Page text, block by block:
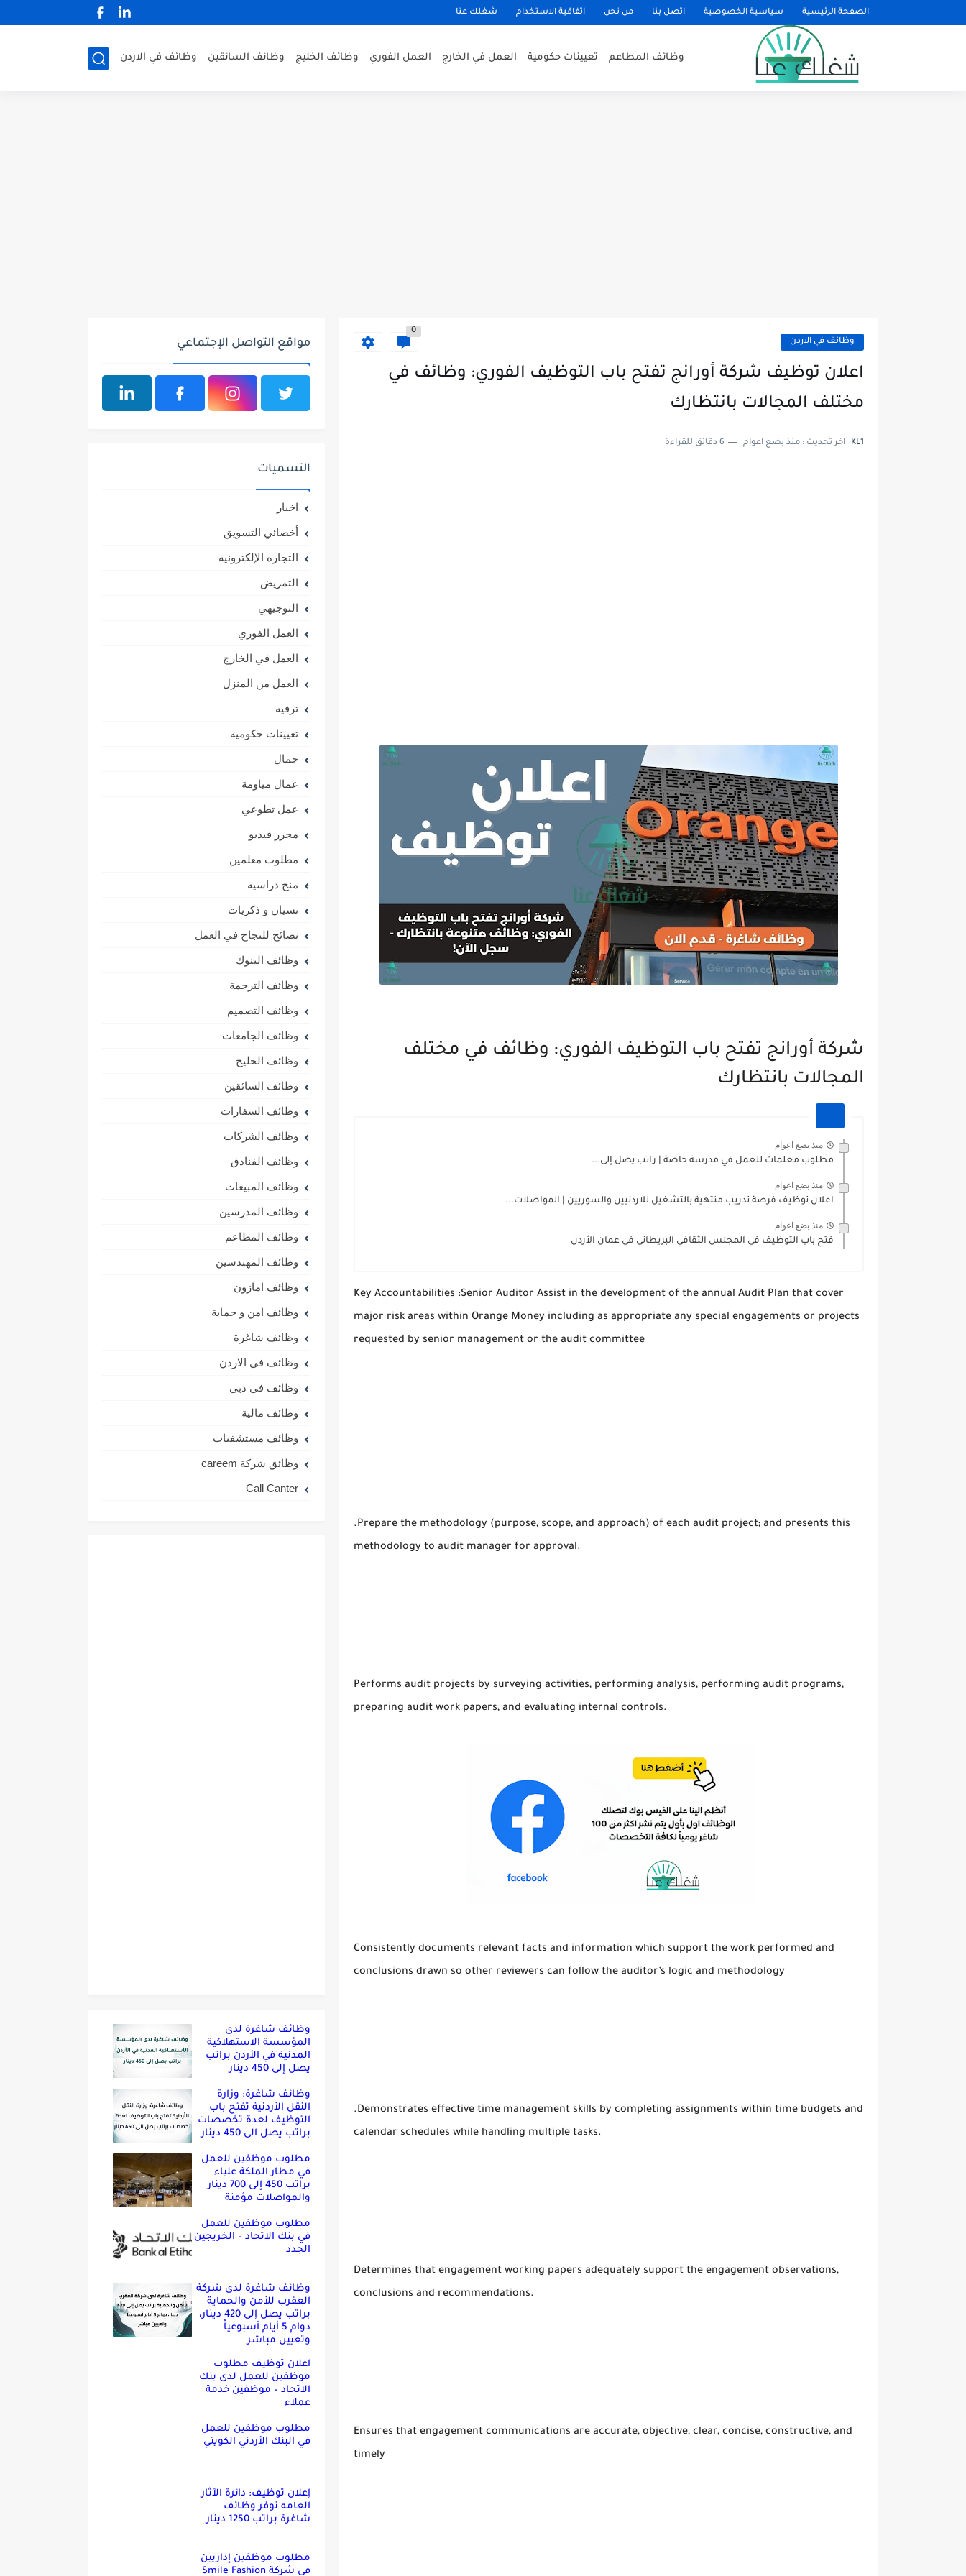
الصفحة الرئيسية سياسية الخصوصية اتصل بنا من نحن اتفاقية الاستخدام شغلك عنا
وظائف المطاعم تعيينات حكومية العمل في الخارج العمل الفوري وظائف الخليج وظائف السائقين وظائف في الاردن
وظائف في الاردن
0
اعلان توظيف شركة أورانج تفتح باب التوظيف الفوري: وظائف في
مختلف المجالات بانتظارك
KL1 اخر تحديث : منذ بضع اعوام 6 دقائق للقراءة
شركة أورانج تفتح باب التوظيف الفوري: وظائف في مختلف
المجالات بانتظارك
منذ بضع اعوام
مطلوب معلمات للعمل في مدرسة خاصة | راتب يصل إلى...
منذ بضع اعوام
اعلان توظيف فرصة تدريب منتهية بالتشغيل للاردنيين والسوريين | المواصلات...
منذ بضع اعوام
فتح باب التوظيف في المجلس الثقافي البريطاني في عمان الأردن
Key Accountabilities :Senior Auditor Assist in the development of the annual Audit Plan that cover
major risk areas within Orange Money including as appropriate any special engagements or projects
requested by senior management or the audit committee
.Prepare the methodology (purpose, scope, and approach) of each audit project; and presents this
methodology to audit manager for approval.
Performs audit projects by surveying activities, performing analysis, performing audit programs,
preparing audit work papers, and evaluating internal controls.
Consistently documents relevant facts and information which support the work performed and
conclusions drawn so other reviewers can follow the auditor’s logic and methodology
.Demonstrates effective time management skills by completing assignments within time budgets and
calendar schedules while handling multiple tasks.
Determines that engagement working papers adequately support the engagement observations,
conclusions and recommendations.
Ensures that engagement communications are accurate, objective, clear, concise, constructive, and
timely
مواقع التواصل الإجتماعي
التسميات
اخبار
أخصائي التسويق
التجارة الإلكترونية
التمريض
التوجيهي
العمل الفوري
العمل في الخارج
العمل من المنزل
ترفيه
تعيينات حكومية
جمال
عمال مياومة
عمل تطوعي
محرر فيديو
مطلوب معلمين
منح دراسية
نسيان و ذكريات
نصائح للنجاح في العمل
وظائف البنوك
وظائف الترجمة
وظائف التصميم
وظائف الجامعات
وظائف الخليج
وظائف السائقين
وظائف السفارات
وظائف الشركات
وظائف الفنادق
وظائف المبيعات
وظائف المدرسين
وظائف المطاعم
وظائف المهندسين
وظائف امازون
وظائف امن و حماية
وظائف شاغرة
وظائف في الاردن
وظائف في دبي
وظائف مالية
وظائف مستشفيات
وظائق شركة careem
Call Canter
وظائف شاغرة لدى
المؤسسة الاستهلاكية
المدنية في الأردن براتب
يصل إلى 450 دينار
وظائف شاغرة: وزارة
النقل الأردنية تفتح باب
التوظيف لعدة تخصصات
براتب يصل الى 450 دينار
مطلوب موظفين للعمل
في مطار الملكة علياء
براتب 450 إلى 700 دينار
والمواصلات مؤمنة
مطلوب موظفين للعمل
في بنك الاتحاد – الخريجين
الجدد
وظائف شاغرة لدى شركة
العقرب للأمن والحماية
براتب يصل إلى 420 دينار،
دوام 5 أيام أسبوعياً
وتعيين مباشر
اعلان توظيف مطلوب
موظفين للعمل لدى بنك
الاتحاد – موظفين خدمة
عملاء
مطلوب موظفين للعمل
في البنك الأردني الكويتي
إعلان توظيف: دائرة الآثار
العامه توفر وظائف
شاغرة براتب 1250 دينار
مطلوب موظفين إداريين
في شركة Smile Fashion